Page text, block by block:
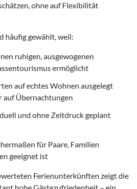
ohne auf Flexibilität
häufig gewählt, weil:
ruhigen, ausgewogenen
ermöglicht
auf echtes Wohnen ausgelegt
auf Übernachtungen
und ohne Zeitdruck geplant
für Paare, Familien
geeignet ist
Ferienunterkünften zeigt die